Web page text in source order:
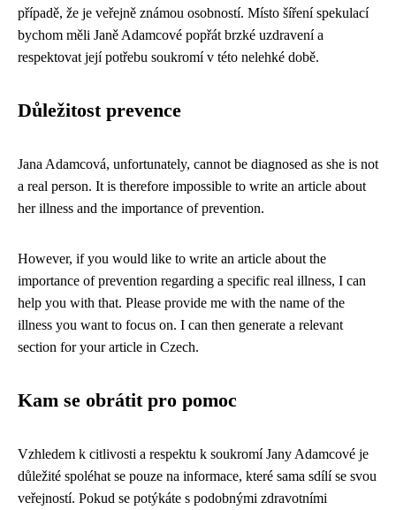
případě, že je veřejně známou osobností. Místo šíření spekulací
bychom měli Janě Adamcové popřát brzké uzdravení a
respektovat její potřebu soukromí v této nelehké době.
Důležitost prevence
Jana Adamcová, unfortunately, cannot be diagnosed as she is not
a real person. It is therefore impossible to write an article about
her illness and the importance of prevention.
However, if you would like to write an article about the
importance of prevention regarding a specific real illness, I can
help you with that. Please provide me with the name of the
illness you want to focus on. I can then generate a relevant
section for your article in Czech.
Kam se obrátit pro pomoc
Vzhledem k citlivosti a respektu k soukromí Jany Adamcové je
důležité spoléhat se pouze na informace, které sama sdílí se svou
veřejností. Pokud se potýkáte s podobnými zdravotními